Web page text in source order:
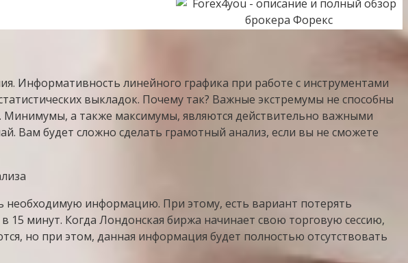
Информативность линейного графика при работе с инструментами
выкладок. Почему так? Важные экстремумы не способны
Минимумы, а также максимумы, являются действительно важными
Вам будет сложно сделать грамотный анализ, если вы не сможете
необходимую информацию. При этому, есть вариант потерять
минут. Когда Лондонская биржа начинает свою торговую сессию,
но при этом, данная информация будет полностью отсутствовать